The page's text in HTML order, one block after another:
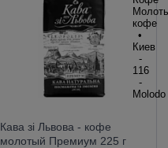
Кава зі Львова - кофе
молотый Премиум 225 г